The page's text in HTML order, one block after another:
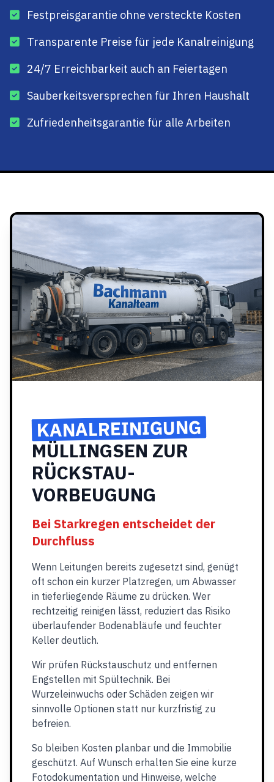
Festpreisgarantie ohne versteckte Kosten
Transparente Preise für jede Kanalreinigung
24/7 Erreichbarkeit auch an Feiertagen
Sauberkeitsversprechen für Ihren Haushalt
Zufriedenheitsgarantie für alle Arbeiten
KANALREINIGUNG
MÜLLINGSEN ZUR
RÜCKSTAU-
VORBEUGUNG
Bei Starkregen entscheidet der
Durchfluss
Wenn Leitungen bereits zugesetzt sind, genügt
oft schon ein kurzer Platzregen, um Abwasser
in tieferliegende Räume zu drücken. Wer
rechtzeitig reinigen lässt, reduziert das Risiko
überlaufender Bodenabläufe und feuchter
Keller deutlich.
Wir prüfen Rückstauschutz und entfernen
Engstellen mit Spültechnik. Bei
Wurzeleinwuchs oder Schäden zeigen wir
sinnvolle Optionen statt nur kurzfristig zu
befreien.
So bleiben Kosten planbar und die Immobilie
geschützt. Auf Wunsch erhalten Sie eine kurze
Fotodokumentation und Hinweise, welche